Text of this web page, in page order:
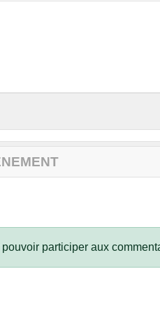
pouvoir participer aux